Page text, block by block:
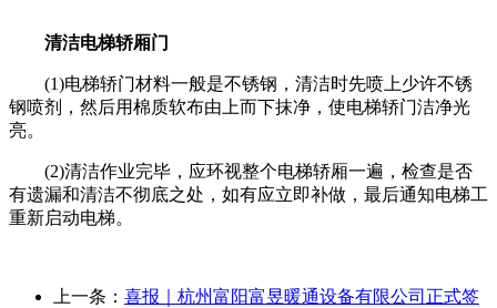
清洁电梯轿厢门
(1)电梯轿门材料一般是不锈钢，清洁时先喷上少许不锈
钢喷剂，然后用棉质软布由上而下抹净，使电梯轿门洁净光
亮。
(2)清洁作业完毕，应环视整个电梯轿厢一遍，检查是否
有遗漏和清洁不彻底之处，如有应立即补做，最后通知电梯工
重新启动电梯。
上一条： 喜报｜杭州富阳富昱暖通设备有限公司正式签